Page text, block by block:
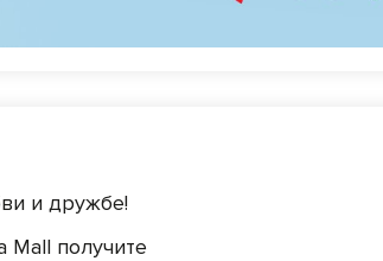
и дружбе!
Mall получите